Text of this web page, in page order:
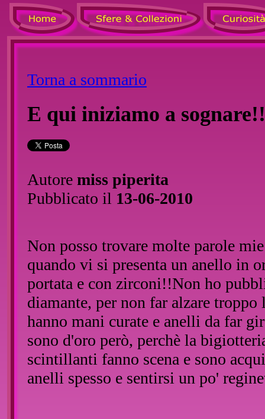
Torna a sommario
E qui iniziamo a sognare!!
Autore miss piperita
Pubblicato il 13-06-2010
Non posso trovare molte parole
quando vi si presenta un anello in
portata e con zirconi!!Non ho
diamante, per non far alzare
hanno mani curate e anelli da far
sono d'oro però, perchè la
scintillanti fanno scena e sono
anelli spesso e sentirsi un po'